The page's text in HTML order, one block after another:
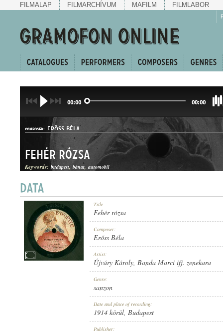
FILMALAP FILMARCHÍVUM MAFILM FILMLABOR
00:00 00:00
COMPOSER: ERŐSS BÉLA
SANZON
Fehér rózsa
Keywords: budapest bánat automobil
Title
Fehér rózsa
Composer:
Erőss Béla
Artist:
Újváry Károly, Banda Marci ifj. zenekara
Genre:
sanzon
Date and place of recording:
1914 körül, Budapest
Publisher: